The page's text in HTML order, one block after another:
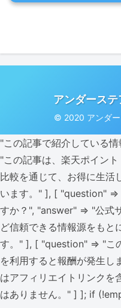
アンダース
© 2020 アンダ
"この記事で紹介している
"この記事は、楽天ポイン
比較を通じて、お得に生活
います。" ], [ "question" =>
すか？", "answer" => "公式
ど信頼できる情報源をもと
す。" ], [ "question" => "こ
を利用すると報酬が発生し
はアフィリエイトリンクを
はありません。" ] ]; if